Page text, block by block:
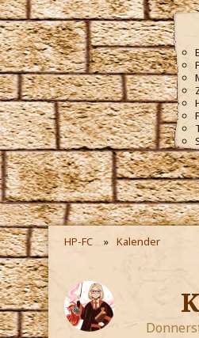
HP-FC Kalender